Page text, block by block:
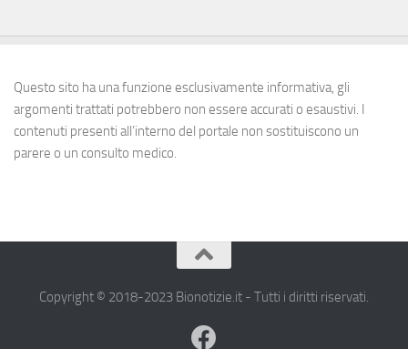
Questo sito ha una funzione esclusivamente informativa, gli
argomenti trattati potrebbero non essere accurati o esaustivi. I
contenuti presenti all’interno del portale non sostituiscono un
parere o un consulto medico.
Copyright © 2018-2023 Bionotizie.it - Tutti i diritti riservati.